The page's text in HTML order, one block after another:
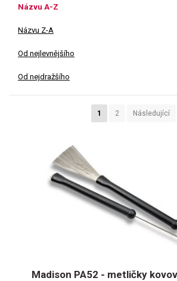
Názvu A-Z
Názvu Z-A
Od nejlevnějšího
Od nejdražšího
1 2 Následující
Madison PA52 - metličky